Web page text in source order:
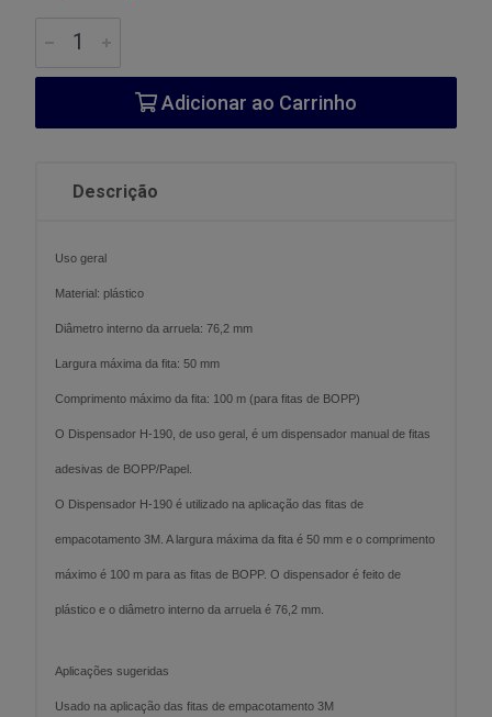
Adicionar ao Carrinho
Descrição
Uso geral
Material: plástico
Diâmetro interno da arruela: 76,2 mm
Largura máxima da fita: 50 mm
Comprimento máximo da fita: 100 m (para fitas de BOPP)
O Dispensador H-190, de uso geral, é um dispensador manual de fitas
adesivas de BOPP/Papel.
O Dispensador H-190 é utilizado na aplicação das fitas de
empacotamento 3M. A largura máxima da fita é 50 mm e o comprimento
máximo é 100 m para as fitas de BOPP. O dispensador é feito de
plástico e o diâmetro interno da arruela é 76,2 mm.
Aplicações sugeridas
Usado na aplicação das fitas de empacotamento 3M